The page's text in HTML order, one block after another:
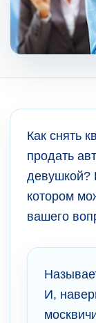
Как снять
продать
девушкой?
котором
вашего
И,